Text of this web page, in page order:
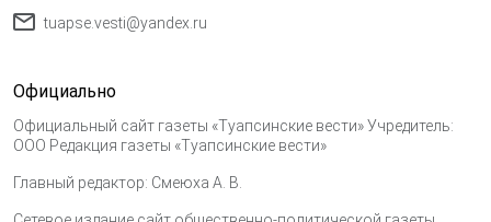
tuapse.vesti@yandex.ru
Официально
Официальный сайт газеты «Туапсинские вести» Учредитель:
ООО Редакция газеты «Туапсинские вести»
Главный редактор: Смеюха А. В.